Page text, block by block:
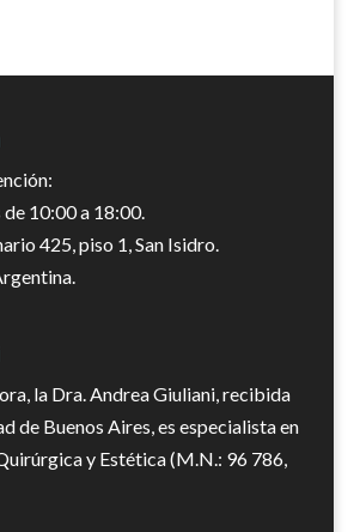
de 10:00 a 18:00.
425, piso 1, San Isidro.
la Dra. Andrea Giuliani, recibida
de Buenos Aires, es especialista en
y Estética (M.N.: 96 786,